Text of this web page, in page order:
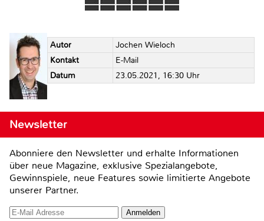
Autor
Jochen Wieloch
Kontakt
E-Mail
Datum
23.05.2021, 16:30 Uhr
Newsletter
Abonniere den Newsletter und erhalte Informationen
über neue Magazine, exklusive Spezialangebote,
Gewinnspiele, neue Features sowie limitierte Angebote
unserer Partner.